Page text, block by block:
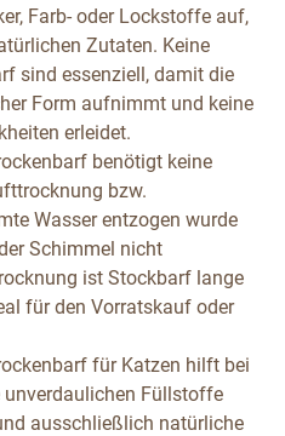
Farb- oder Lockstoffe auf,
Zutaten. Keine
sind essenziell, damit die
Form aufnimmt und keine
erleidet.
benötigt keine
bzw.
Wasser entzogen wurde
Schimmel nicht
ist Stockbarf lange
für den Vorratskauf oder
für Katzen hilft bei
unverdaulichen Füllstoffe
ausschließlich natürliche